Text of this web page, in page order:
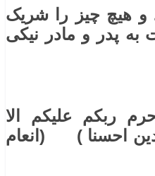
و هیچ چیز را شریک
به پدر و مادر نیکی
ربکم علیکم الا
احسنا ) (انعام